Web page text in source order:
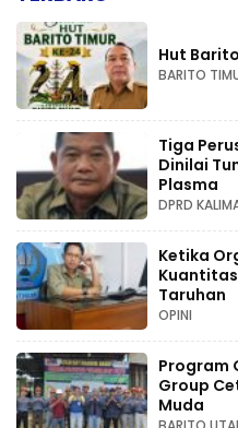
Hut
BARITO
Tiga
Dinilai
Plasma
DPRD
Ketika
Taruhan
OPINI
Program
Group
Muda